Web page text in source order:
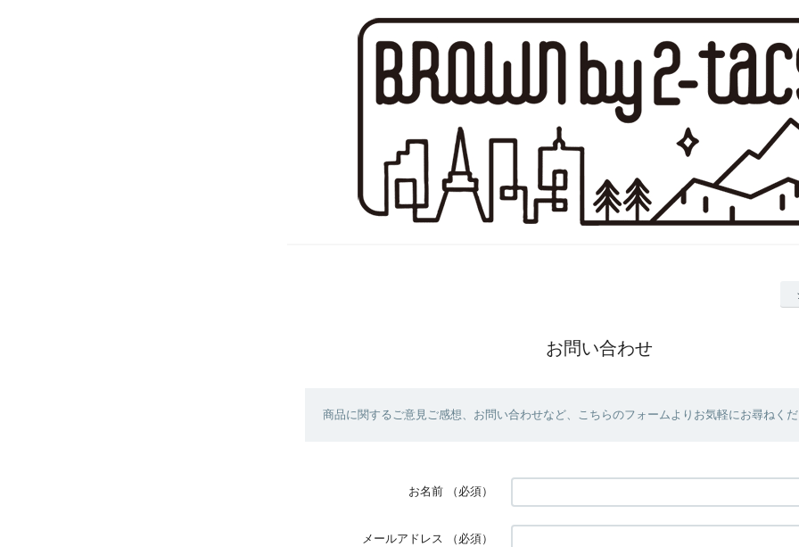
お問い合わせ
商品に関するご意見ご感想、お問い合わせなど、こちらのフォームよりお気軽にお尋ねく
お名前 （必須）
メールアドレス （必須）